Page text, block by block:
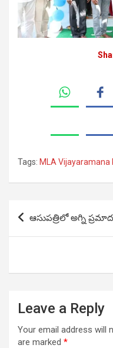
Tags: MLA Vijayaramana
Post
navigation
ఆసుపత్రిలో అగ్ని
Leave a Reply
Your email address will
are marked *